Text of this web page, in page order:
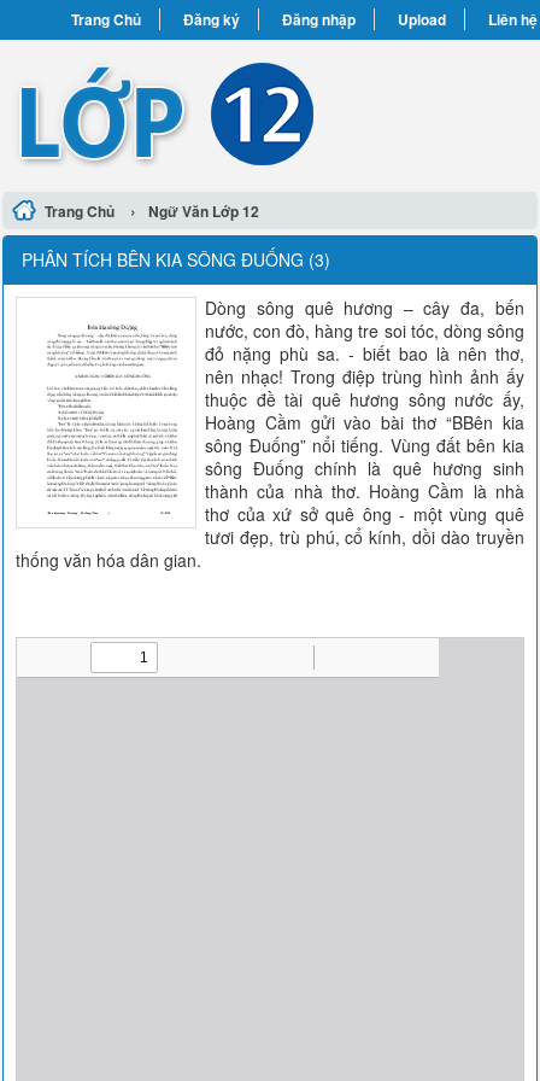
Trang Chủ Đăng ký Đăng nhập Upload Liên hệ
Trang Chủ › Ngữ Văn Lớp 12
PHÂN TÍCH BÊN KIA SÔNG ĐUỐNG (3)
Dòng sông quê hương – cây đa, bến
nước, con đò, hàng tre soi tóc, dòng sông
đỏ nặng phù sa. - biết bao là nên thơ,
nên nhạc! Trong điệp trùng hình ảnh ấy
thuộc đề tài quê hương sông nước ấy,
Hoàng Cầm gửi vào bài thơ “BBên kia
sông Đuống” nổi tiếng. Vùng đất bên kia
sông Đuống chính là quê hương sinh
thành của nhà thơ. Hoàng Cầm là nhà
thơ của xứ sở quê ông - một vùng quê
tươi đẹp, trù phú, cổ kính, dồi dào truyền
thống văn hóa dân gian.